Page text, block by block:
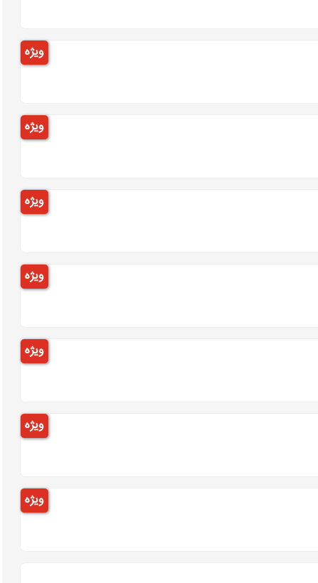
ویژه
ویژه
ویژه
ویژه
ویژه
ویژه
ویژه